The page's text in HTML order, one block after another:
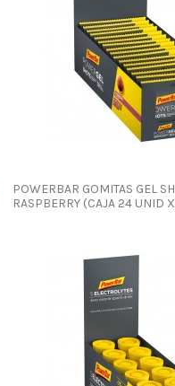
POWERBAR GOMITAS GEL
RASPBERRY (CAJA 24 UNID